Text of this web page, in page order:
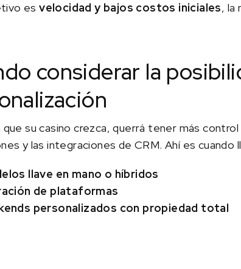
esvelocidad y bajos costos iniciales, la
considerar la
que su casino crezca, querrá tener más
y las integraciones de CRM. Ahí es
llave en mano o híbridos
de plataformas
personalizados con propiedad total